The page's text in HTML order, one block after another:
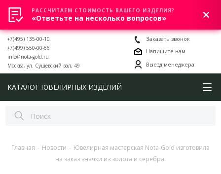
0
+7(495) 135-00-10
+7(499) 550-00-66
info@nota-gold.ru
Москва, ул. Сущевский вал, 49
Заказать звонок
Напишите нам
Выезд менеджера
КАТАЛОГ ЮВЕЛИРНЫХ ИЗДЕЛИЙ
Главная - Новости - Ювелирная мастерская Nota-Gold изготовила
на заказ значки из золота и серебра.
РАССЧИТАЕМ СТОИМОСТЬ ВАШЕГО ИЗДЕЛИЯ?
«Ответьте на несколько вопросов»